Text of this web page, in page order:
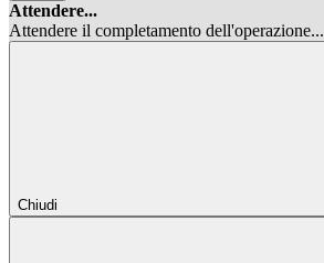
Attendere...
Attendere il completamento dell'operazione...
Chiudi